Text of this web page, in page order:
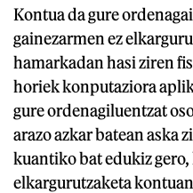
Kontua da gure
gainezarmen ez
hamarkadan hasi ziren
horiek konputaziora
gure ordenagiluentzat
arazo azkar batean aska
kuantiko bat edukiz
elkargurutzaketa